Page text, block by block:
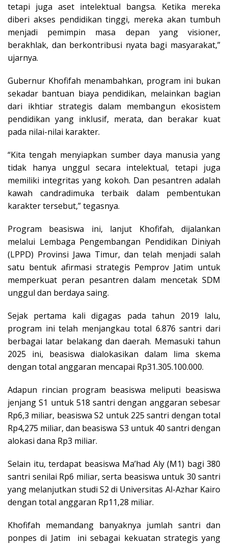
tetapi juga aset intelektual bangsa. Ketika mereka
diberi akses pendidikan tinggi, mereka akan tumbuh
menjadi pemimpin masa depan yang visioner,
berakhlak, dan berkontribusi nyata bagi masyarakat,”
ujarnya.
Gubernur Khofifah menambahkan, program ini bukan
sekadar bantuan biaya pendidikan, melainkan bagian
dari ikhtiar strategis dalam membangun ekosistem
pendidikan yang inklusif, merata, dan berakar kuat
pada nilai-nilai karakter.
“Kita tengah menyiapkan sumber daya manusia yang
tidak hanya unggul secara intelektual, tetapi juga
memiliki integritas yang kokoh. Dan pesantren adalah
kawah candradimuka terbaik dalam pembentukan
karakter tersebut,” tegasnya.
Program beasiswa ini, lanjut Khofifah, dijalankan
melalui Lembaga Pengembangan Pendidikan Diniyah
(LPPD) Provinsi Jawa Timur, dan telah menjadi salah
satu bentuk afirmasi strategis Pemprov Jatim untuk
memperkuat peran pesantren dalam mencetak SDM
unggul dan berdaya saing.
Sejak pertama kali digagas pada tahun 2019 lalu,
program ini telah menjangkau total 6.876 santri dari
berbagai latar belakang dan daerah. Memasuki tahun
2025 ini, beasiswa dialokasikan dalam lima skema
dengan total anggaran mencapai Rp31.305.100.000.
Adapun rincian program beasiswa meliputi beasiswa
jenjang S1 untuk 518 santri dengan anggaran sebesar
Rp6,3 miliar, beasiswa S2 untuk 225 santri dengan total
Rp4,275 miliar, dan beasiswa S3 untuk 40 santri dengan
alokasi dana Rp3 miliar.
Selain itu, terdapat beasiswa Ma’had Aly (M1) bagi 380
santri senilai Rp6 miliar, serta beasiswa untuk 30 santri
yang melanjutkan studi S2 di Universitas Al-Azhar Kairo
dengan total anggaran Rp11,28 miliar.
Khofifah memandang banyaknya jumlah santri dan
ponpes di Jatim ini sebagai kekuatan strategis yang